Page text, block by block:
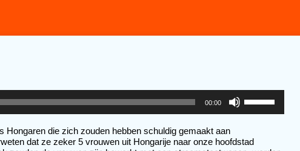
00:00
Omhoog/
pijltoetsen
het
volume
die zich zouden hebben schuldig gemaakt aan
dat ze zeker 5 vrouwen uit Hongarije naar onze hoofdstad